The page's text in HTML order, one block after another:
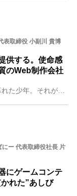
表取締役 小副川 貴博
供する。使命感
のWeb制作会社
不登校がきっかけでプログラミングに明け暮れた少年。それが、アダプター株式会社の代表取締役・小副川貴博氏の中学生時代でした。得意なWebの道へ進み、制作会社勤務や
ー 代表取締役社長 片
にゲームコンテ
れた”あしび